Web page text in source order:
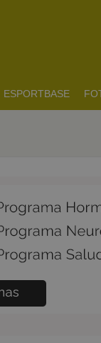
ESPORTBASE